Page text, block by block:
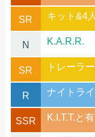
SR キット&4人
N K.A.R.R.
SR トレーラ
R ナイトラ
SSR K.I.T.T.と